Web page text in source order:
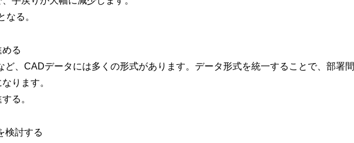
る。
る
ど、CADデータには多くの形式があります。データ形式を統一することで、部署間
ります。
る。
検討する